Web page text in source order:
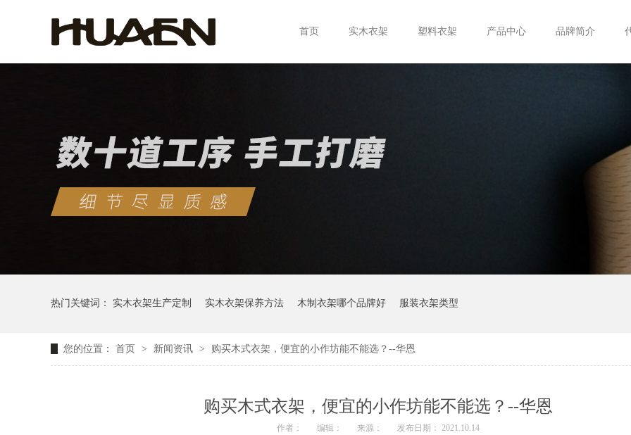
首页 实木衣架 塑料衣架 产品中心 品牌简介
热门关键词： 实木衣架生产定制 实木衣架保养方法 木制衣架哪个品牌好 服装衣架类型
您的位置： 首页 > 新闻资讯 > 购买木式衣架，便宜的小作坊能不能选？--华恩
购买木式衣架，便宜的小作坊能不能选？--华恩
作者： 编辑： 来源： 发布日期： 2021.10.14